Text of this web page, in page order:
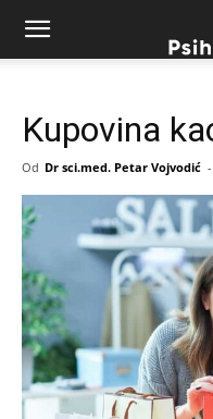
Kupovina
Od Dr sci.med. Petar Vojvodić -